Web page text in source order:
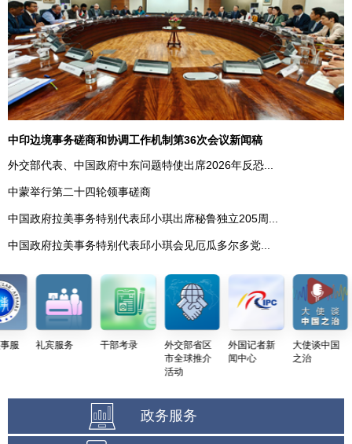
中印边境事务磋商和协调工作机制第36次会议新闻稿
外交部代表、中国政府中东问题特使出席2026年反恐...
中蒙举行第二十四轮领事磋商
中国政府拉美事务特别代表邱小琪出席秘鲁独立205周...
中国政府拉美事务特别代表邱小琪会见厄瓜多尔多党...
礼宾服务 干部考录
外交部省区
市全球推介
外国记者新
闻中心
大使谈中国
中
政务服务